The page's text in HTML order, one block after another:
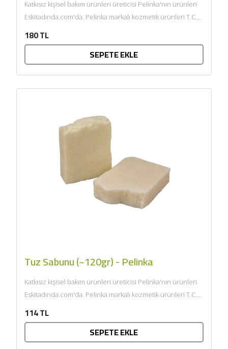
Katkısız kişisel bakım ürünleri üreticisi Pelinka'nın ürünleri
Eskitadında.com'da. Pelinka markalı kozmetik ürünleri T.C.
180 TL
SEPETE EKLE
Tuz Sabunu (~120gr) - Pelinka
Katkısız kişisel bakım ürünleri üreticisi Pelinka'nın ürünleri
Eskitadında.com'da. Pelinka markalı kozmetik ürünleri T.C.
114 TL
SEPETE EKLE